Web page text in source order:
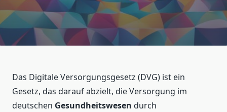
Das Digitale Versorgungsgesetz (DVG) ist ein
Gesetz, das darauf abzielt, die Versorgung im
deutschen Gesundheitswesen durch